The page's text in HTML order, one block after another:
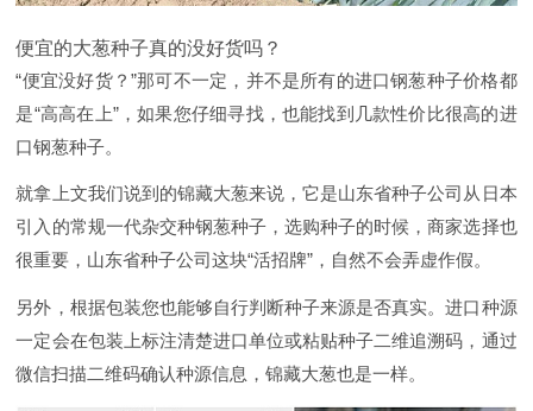
便宜的大葱种子真的没好货吗？
“便宜没好货？”那可不一定，并不是所有的进口钢葱种子价格都
是“高高在上”，如果您仔细寻找，也能找到几款性价比很高的进
口钢葱种子。
就拿上文我们说到的锦藏大葱来说，它是山东省种子公司从日本
引入的常规一代杂交种钢葱种子，选购种子的时候，商家选择也
很重要，山东省种子公司这块“活招牌”，自然不会弄虚作假。
另外，根据包装您也能够自行判断种子来源是否真实。进口种源
一定会在包装上标注清楚进口单位或粘贴种子二维追溯码，通过
微信扫描二维码确认种源信息，锦藏大葱也是一样。